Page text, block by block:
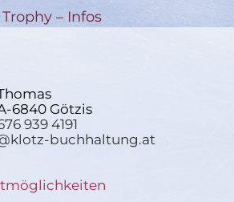
– Infos
6840 Götzis
939 4191
buchhaltung.at